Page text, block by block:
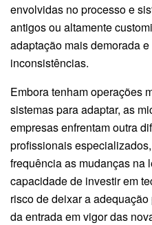
envolvidas no processo e
antigos ou altamente
adaptação mais demorada
inconsistências.
Embora tenham operações
sistemas para adaptar, as
empresas enfrentam outra
profissionais
frequência as mudanças na
capacidade de investir em
risco de deixar a
da entrada em vigor das